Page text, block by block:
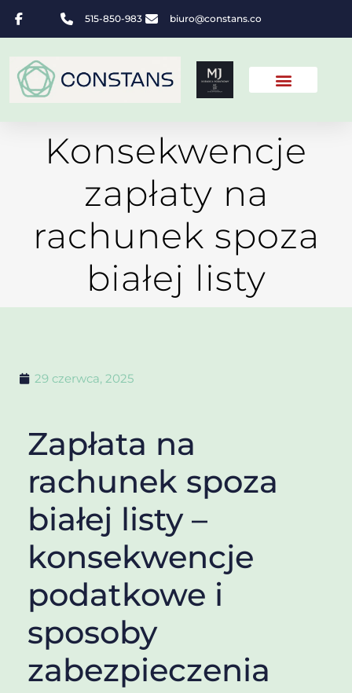
515-850-983 biuro@constans.co
Konsekwencje
zapłaty na
rachunek spoza
białej listy
29 czerwca, 2025
Zapłata na
rachunek spoza
białej listy –
konsekwencje
podatkowe i
sposoby
zabezpieczenia